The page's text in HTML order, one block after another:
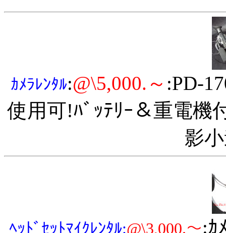
ｶﾒﾗﾚﾝﾀﾙ:@\5,000.～ :PD-
使用可!ﾊﾞｯﾃﾘｰ＆重電機
影
ﾍｯﾄﾞｾｯﾄﾏｲｸﾚﾝﾀﾙ:@\3,000.～:ｶ